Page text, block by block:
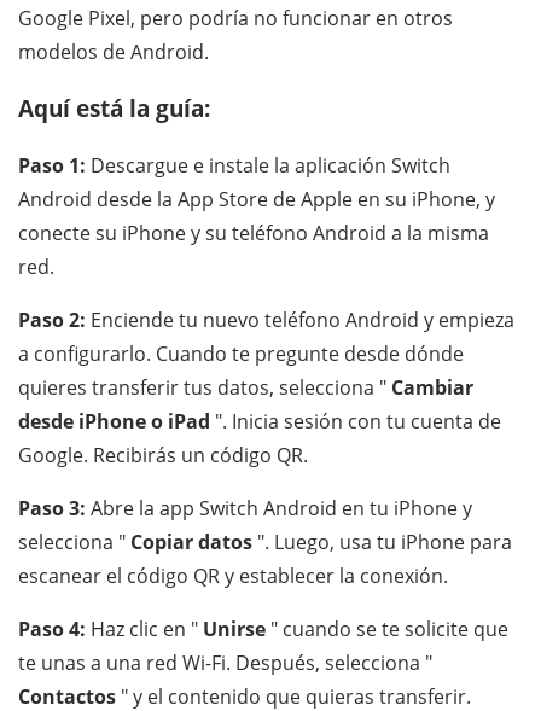
Google Pixel, pero podría no funcionar en otros
modelos de Android.
Aquí está la guía:
Paso 1: Descargue e instale la aplicación Switch
Android desde la App Store de Apple en su iPhone, y
conecte su iPhone y su teléfono Android a la misma
red.
Paso 2: Enciende tu nuevo teléfono Android y empieza
a configurarlo. Cuando te pregunte desde dónde
quieres transferir tus datos, selecciona " Cambiar
desde iPhone o iPad ". Inicia sesión con tu cuenta de
Google. Recibirás un código QR.
Paso 3: Abre la app Switch Android en tu iPhone y
selecciona " Copiar datos ". Luego, usa tu iPhone para
escanear el código QR y establecer la conexión.
Paso 4: Haz clic en " Unirse " cuando se te solicite que
te unas a una red Wi-Fi. Después, selecciona "
Contactos " y el contenido que quieras transferir.